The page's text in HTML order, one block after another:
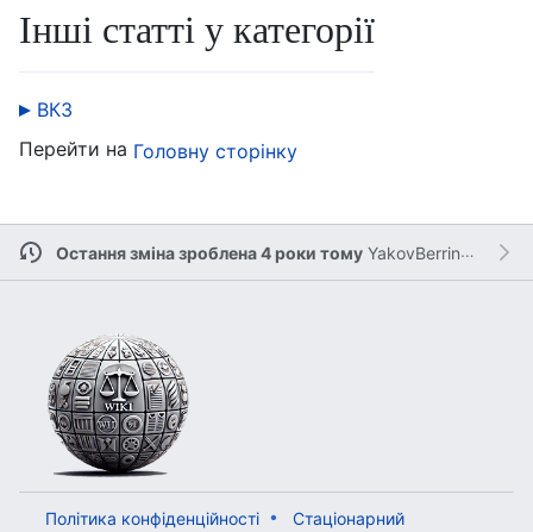
Інші статті у категорії
ВКЗ
Перейти на Головну сторінку
Остання зміна зроблена 4 роки тому YakovBerringer
Політика конфіденційності Стаціонарний